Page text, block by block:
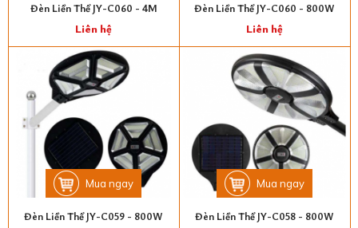
Đèn Liền Thể JY-C060 - 4M
Liên hệ
Đèn Liền Thể JY-C060 - 800W
Liên hệ
Mua ngay
Đèn Liền Thể JY-C059 - 800W
Mua ngay
Đèn Liền Thể JY-C058 - 800W